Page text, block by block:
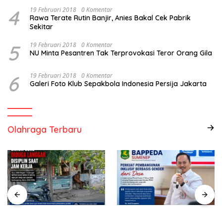
4 19 Februari 2018 0 Komentar
Rawa Terate Rutin Banjir, Anies Bakal Cek Pabrik
Sekitar
5 19 Februari 2018 0 Komentar
NU Minta Pesantren Tak Terprovokasi Teror Orang Gila
6 19 Februari 2018 0 Komentar
Galeri Foto Klub Sepakbola Indonesia Persija Jakarta
Olahraga Terbaru